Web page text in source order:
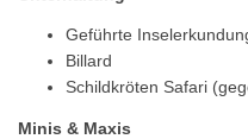
Geführte
Billard
Schildkröten Safari
Minis & Maxis